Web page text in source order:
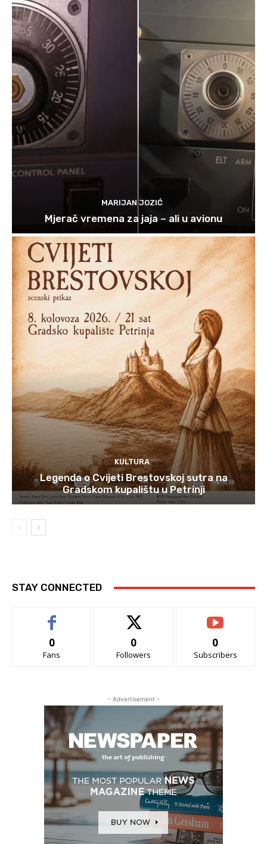
MARIJAN JOZIĆ
Mjerač vremena za jaja – ali u avionu
KULTURA
Legenda o Cvijeti Brestovskoj sutra na
Gradskom kupalištu u Petrinji
STAY CONNECTED
0
Fans
0
Followers
0
Subscribers
- Advertisement -